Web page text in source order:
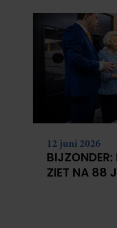
12 juni 2026
BIJZONDER:
ZIET NA 88